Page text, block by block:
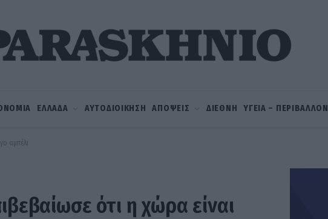
ΕΛΛΑΔΑ ΑΥΤΟΔΙΟΙΚΗΣΗ ΑΠΟΨΕΙΣ ΔΙΕΘΝΗ ΥΓΕΙΑ – ΠΕΡΙΒΑΛΛΟΝ
αμπέλι
ότι η χώρα είναι